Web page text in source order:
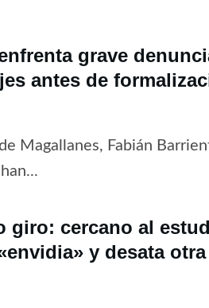
grave
antes de
Magallanes, Fabián
giro: cercano al
y desata